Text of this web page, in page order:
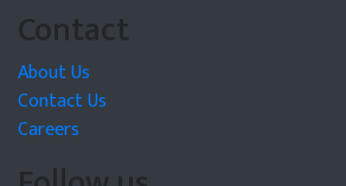
Contact
About Us
Contact Us
Careers